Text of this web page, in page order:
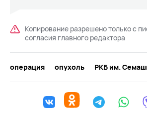
Копирование разрешено только с
согласия главного редактора
операция опухоль РКБ им.